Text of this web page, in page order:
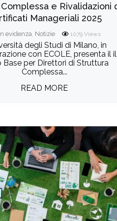
e Rivalidazioni
Manageriali 2025
evidenza Notizie 1079 Views
degli Studi di Milano, in
con ECOLE, presenta il il
Base per Direttori di Struttura
Complessa...
READ MORE